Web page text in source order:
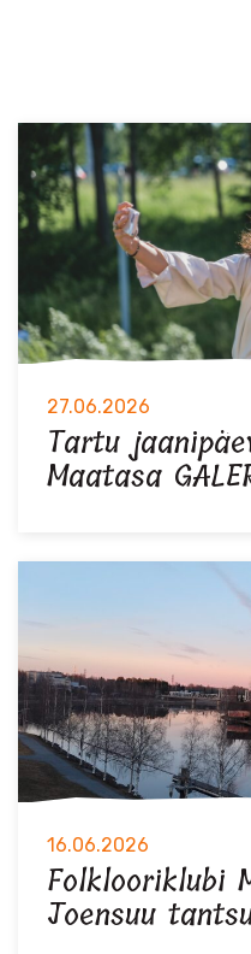
27.06.2026
Tartu
Maatasa
16.06.2026
Folklooriklubi
Joensuu